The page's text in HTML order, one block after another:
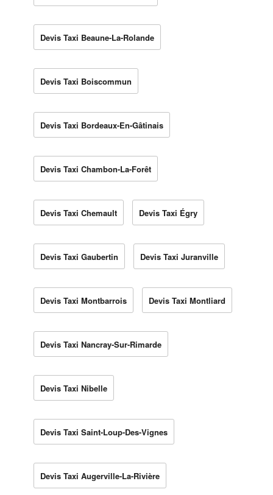
Devis Taxi Beaune-La-Rolande
Devis Taxi Boiscommun
Devis Taxi Bordeaux-En-Gâtinais
Devis Taxi Chambon-La-Forêt
Devis Taxi Chemault Devis Taxi Égry
Devis Taxi Gaubertin Devis Taxi Juranville
Devis Taxi Montbarrois Devis Taxi Montliard
Devis Taxi Nancray-Sur-Rimarde
Devis Taxi Nibelle
Devis Taxi Saint-Loup-Des-Vignes
Devis Taxi Augerville-La-Rivière